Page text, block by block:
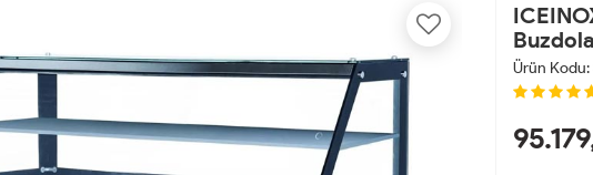
Ürün Kodu: